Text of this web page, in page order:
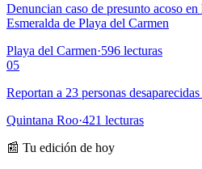
Denuncian caso de presunto acoso
Esmeralda de Playa del Carmen
Playa del Carmen·596 lecturas
05
Reportan a 23 personas
Quintana Roo·421 lecturas
📰 Tu edición de hoy